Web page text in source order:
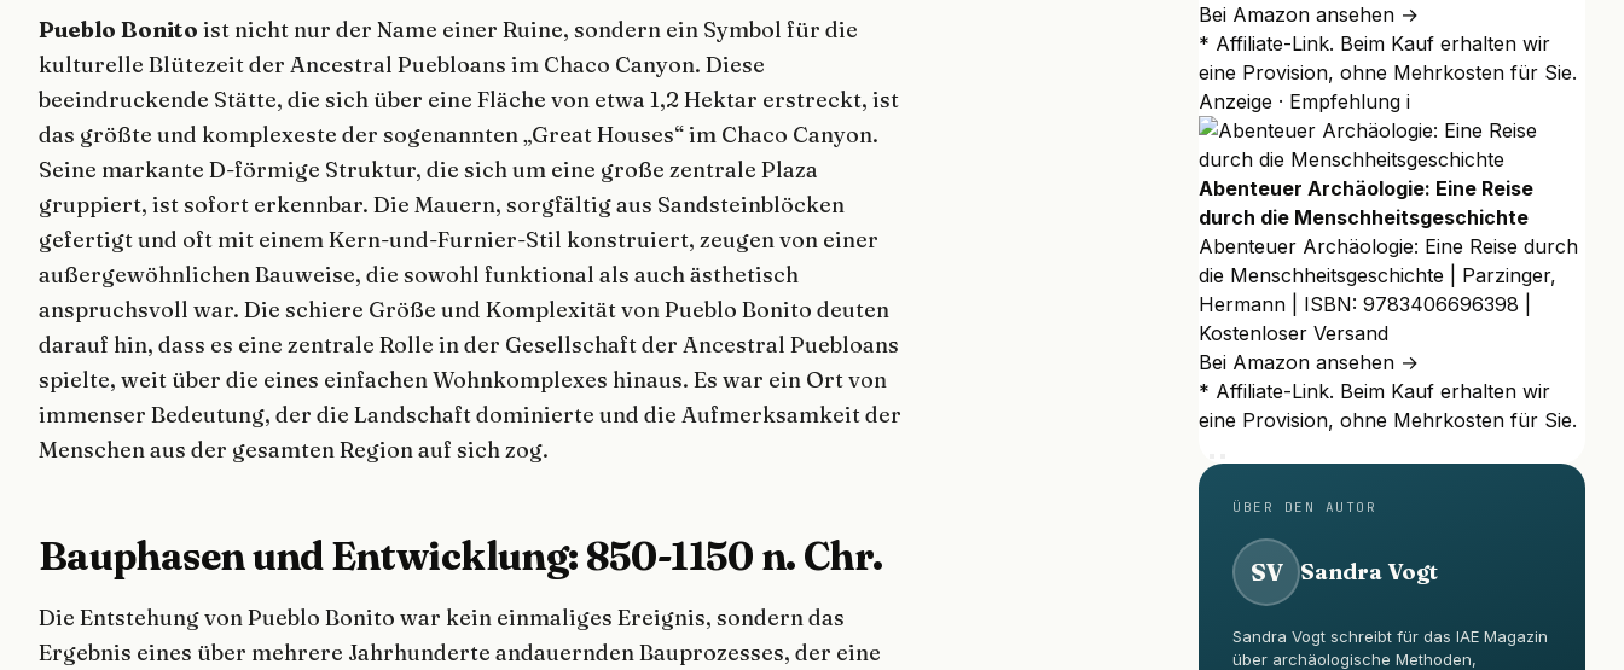
Pueblo Bonito ist nicht nur der Name einer Ruine, sondern ein Symbol für die
kulturelle Blütezeit der Ancestral Puebloans im Chaco Canyon. Diese
beeindruckende Stätte, die sich über eine Fläche von etwa 1,2 Hektar erstreckt, ist
das größte und komplexeste der sogenannten „Great Houses“ im Chaco Canyon.
Seine markante D-förmige Struktur, die sich um eine große zentrale Plaza
gruppiert, ist sofort erkennbar. Die Mauern, sorgfältig aus Sandsteinblöcken
gefertigt und oft mit einem Kern-und-Furnier-Stil konstruiert, zeugen von einer
außergewöhnlichen Bauweise, die sowohl funktional als auch ästhetisch
anspruchsvoll war. Die schiere Größe und Komplexität von Pueblo Bonito deuten
darauf hin, dass es eine zentrale Rolle in der Gesellschaft der Ancestral Puebloans
spielte, weit über die eines einfachen Wohnkomplexes hinaus. Es war ein Ort von
immenser Bedeutung, der die Landschaft dominierte und die Aufmerksamkeit der
Menschen aus der gesamten Region auf sich zog.
Bauphasen und Entwicklung: 850-1150 n. Chr.
Die Entstehung von Pueblo Bonito war kein einmaliges Ereignis, sondern das
Ergebnis eines über mehrere Jahrhunderte andauernden Bauprozesses, der eine
Bei Amazon ansehen →
* Affiliate-Link. Beim Kauf erhalten wir
eine Provision, ohne Mehrkosten für Sie.
Anzeige · Empfehlung i
Abenteuer Archäologie: Eine Reise
durch die Menschheitsgeschichte
Abenteuer Archäologie: Eine Reise durch
die Menschheitsgeschichte | Parzinger,
Hermann | ISBN: 9783406696398 |
Kostenloser Versand
Bei Amazon ansehen →
* Affiliate-Link. Beim Kauf erhalten wir
eine Provision, ohne Mehrkosten für Sie.
ÜBER DEN AUTOR
SV Sandra Vogt
Sandra Vogt schreibt für das IAE Magazin
über archäologische Methoden,